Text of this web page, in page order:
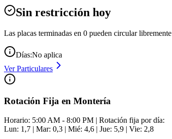
Sin restricción hoy
Las placas terminadas en 0 pueden circular libremente
Días:No aplica
VerParticulares
Rotación Fija en Montería
Horario: 5:00 AM - 8:00 PM | Rotación fija por día:
Lun: 1,7 | Mar: 0,3 | Mié: 4,6 | Jue: 5,9 | Vie: 2,8